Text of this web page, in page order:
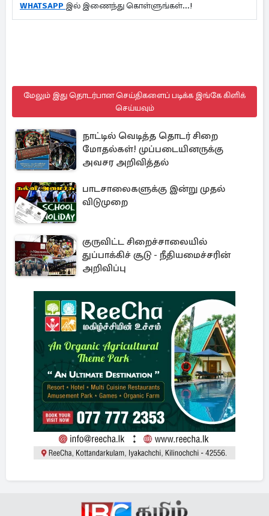
WHATSAPP இல் இணைந்து கொள்ளுங்கள்...!
மேலும் இது தொடர்பான செய்திகளைப் படிக்க இங்கே கிளிக்
செய்யவும்
நாட்டில் வெடித்த தொடர் சிறை
மோதல்கள்! முப்படையினருக்கு
அவசர அறிவித்தல்
பாடசாலைகளுக்கு இன்று முதல்
விடுமுறை
குருவிட்ட சிறைச்சாலையில்
துப்பாக்கிச் சூடு - நீதியமைச்சரின்
அறிவிப்பு